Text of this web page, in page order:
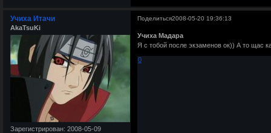
Поделиться2008-05-20 19:36:13
Учиха Итачи
AkaTsuKi
Зарегистрирован: 2008-05-09
Учиха Мадара
Я с тобой после экзаменов ок)) А то щас
0